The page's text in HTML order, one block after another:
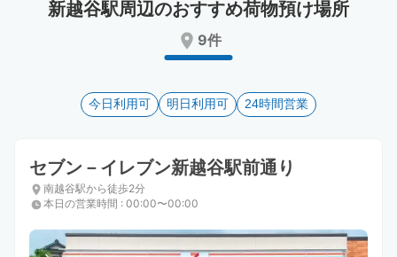
date.
the
keyboard
shortcuts
for
changing
dates.
date.
mark
key
the
keyboard
shortcuts
for
changing
dates.
新越谷駅周辺のおすすめ荷物預け場所
9件
今日利用可 明日利用可 24時間営業
セブン－イレブン新越谷駅前通り
南越谷駅から徒歩2分
本日の営業時間 : 00:00〜00:00